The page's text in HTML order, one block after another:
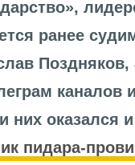
ранее
Поздняков,
каналов
них оказался
пидара-